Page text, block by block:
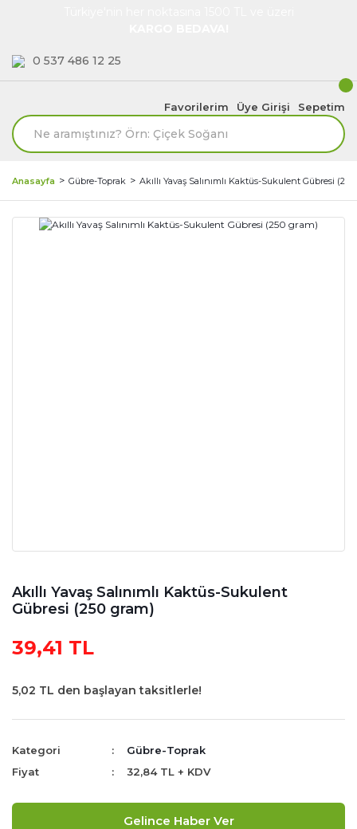
0 537 486 12 25
Favorilerim Üye Girişi Sepetim
Anasayfa Gübre-Toprak Akıllı Yavaş Salınımlı Kaktüs-Sukulent Gübresi
Akıllı Yavaş Salınımlı Kaktüs-Sukulent
Gübresi (250 gram)
39,41 TL
5,02 TL den başlayan taksitlerle!
Kategori
Gübre-Toprak
Fiyat
32,84 TL + KDV
Gelince Haber Ver